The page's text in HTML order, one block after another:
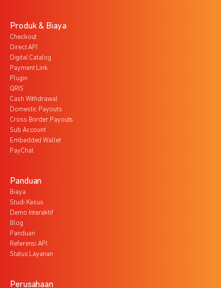
Produk & Biaya
Checkout
Direct API
Digital Catalog
Payment Link
Plugin
QRIS
Cash Withdrawal
Domestic Payouts
Cross Border Payouts
Sub Account
Embedded Wallet
PayChat
Panduan
Biaya
Studi Kasus
Demo Interaktif
Blog
Panduan
Referensi API
Status Layanan
Perusahaan